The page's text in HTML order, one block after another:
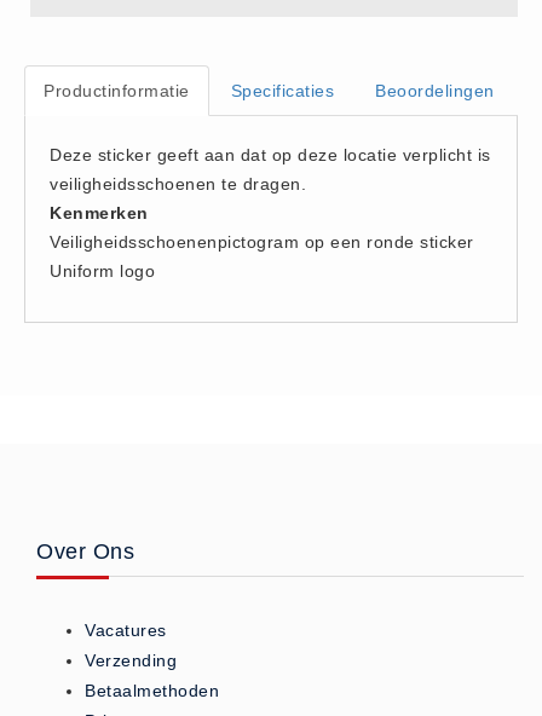
Beademings materialen (6)
BHV Kasten
BHV kasten (5)
BHV Kleding
Hesjes (9)
BHV kasten (0)
Blusserkasten (3)
CO2 blussers (2)
Schuimblussers (6)
Brandmelders
Productinformatie Specificaties Beoordelingen
Deze sticker geeft aan dat op deze locatie verplicht is
veiligheidsschoenen te dragen.
Kenmerken
Veiligheidsschoenenpictogram op een ronde sticker
Uniform logo
Over Ons
Vacatures
Verzending
Betaalmethoden